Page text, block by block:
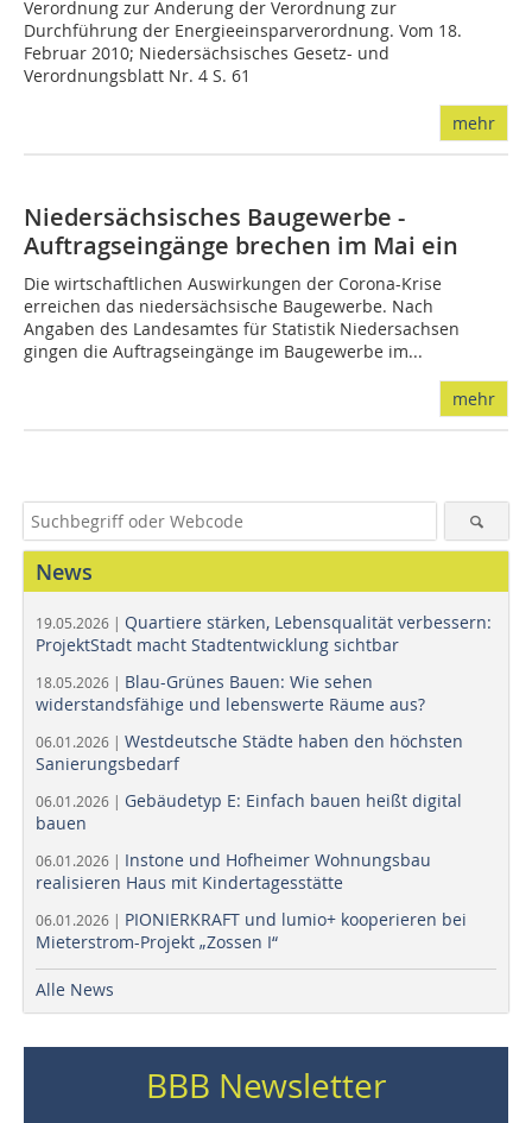
Verordnung zur Änderung der Verordnung zur
Durchführung der Energieeinsparverordnung. Vom 18.
Februar 2010; Niedersächsisches Gesetz- und
Verordnungsblatt Nr. 4 S. 61
mehr
Niedersächsisches Baugewerbe -
Auftragseingänge brechen im Mai ein
Die wirtschaftlichen Auswirkungen der Corona-Krise
erreichen das niedersächsische Baugewerbe. Nach
Angaben des Landesamtes für Statistik Niedersachsen
gingen die Auftragseingänge im Baugewerbe im...
mehr
News
19.05.2026 | Quartiere stärken, Lebensqualität verbessern:
ProjektStadt macht Stadtentwicklung sichtbar
18.05.2026 | Blau-Grünes Bauen: Wie sehen
widerstandsfähige und lebenswerte Räume aus?
06.01.2026 | Westdeutsche Städte haben den höchsten
Sanierungsbedarf
06.01.2026 | Gebäudetyp E: Einfach bauen heißt digital
bauen
06.01.2026 | Instone und Hofheimer Wohnungsbau
realisieren Haus mit Kindertagesstätte
06.01.2026 | PIONIERKRAFT und lumio+ kooperieren bei
Mieterstrom-Projekt „Zossen I“
Alle News
BBB Newsletter